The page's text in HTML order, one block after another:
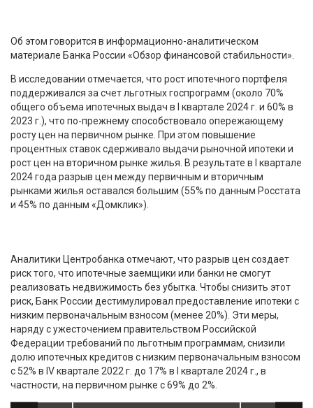
Об этом говорится в информационно-аналитическом
материале Банка России «Обзор финансовой стабильности».
В исследовании отмечается, что рост ипотечного портфеля
поддерживался за счет льготных госпрограмм (около 70%
общего объема ипотечных выдач в I квартале 2024 г. и 60% в
2023 г.), что по-прежнему способствовало опережающему
росту цен на первичном рынке. При этом повышение
процентных ставок сдерживало выдачи рыночной ипотеки и
рост цен на вторичном рынке жилья. В результате в I квартале
2024 года разрыв цен между первичным и вторичным
рынками жилья оставался большим (55% по данным Росстата
и 45% по данным «Домклик»).
Аналитики Центробанка отмечают, что разрыв цен создает
риск того, что ипотечные заемщики или банки не смогут
реализовать недвижимость без убытка. Чтобы снизить этот
риск, Банк России дестимулировал предоставление ипотеки с
низким первоначальным взносом (менее 20%). Эти меры,
наряду с ужесточением правительством Российской
Федерации требований по льготным программам, снизили
долю ипотечных кредитов с низким первоначальным взносом
с 52% в IV квартале 2022 г. до 17% в I квартале 2024 г., в
частности, на первичном рынке с 69% до 2%.